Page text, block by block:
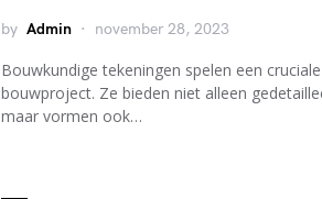
by Admin november 28, 2023
Bouwkundige tekeningen spelen een
bouwproject. Ze bieden niet alleen
maar vormen ook…